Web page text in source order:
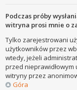
Podczas próby
witryna prosi mnie o
Tylko zarejestrowani
użytkowników przez
wtedy, jeżeli
przed
witryny przez
Góra